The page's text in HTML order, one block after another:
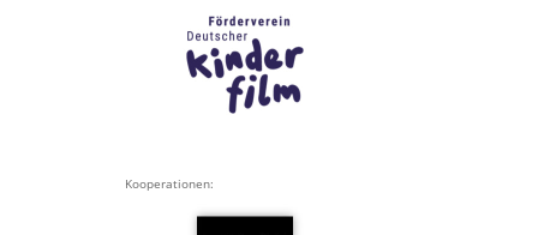
Kooperationen: